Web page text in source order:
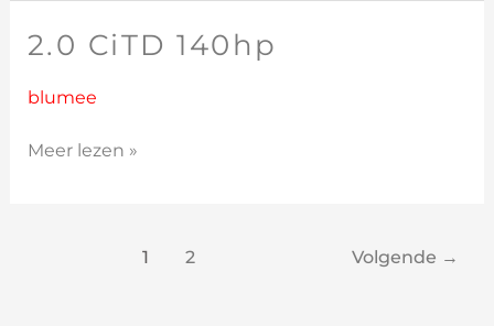
2.0 CiTD 140hp
blumee
2.0
140hp
Meer lezen »
1 2 Volgende →